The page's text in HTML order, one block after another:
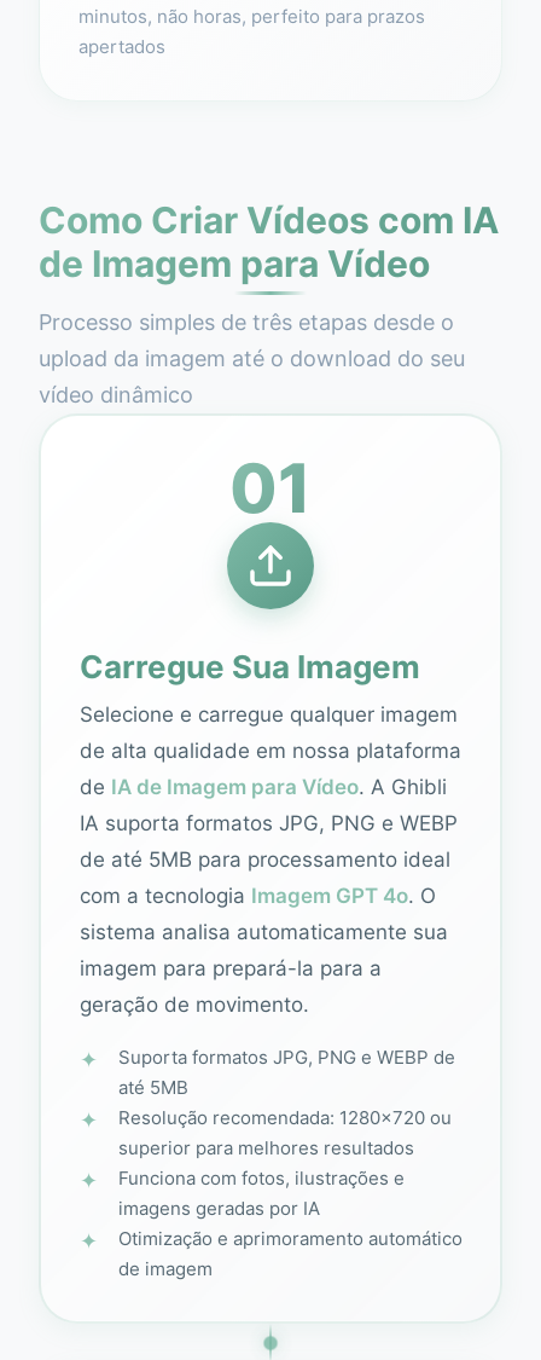
minutos, não horas, perfeito para prazos
apertados
Como Criar Vídeos com IA
de Imagem para Vídeo
Processo simples de três etapas desde o
upload da imagem até o download do seu
vídeo dinâmico
01
Carregue Sua Imagem
Selecione e carregue qualquer imagem
de alta qualidade em nossa plataforma
de IA de Imagem para Vídeo. A Ghibli
IA suporta formatos JPG, PNG e WEBP
de até 5MB para processamento ideal
com a tecnologia Imagem GPT 4o. O
sistema analisa automaticamente sua
imagem para prepará-la para a
geração de movimento.
Suporta formatos JPG, PNG e WEBP de
até 5MB
Resolução recomendada: 1280×720 ou
superior para melhores resultados
Funciona com fotos, ilustrações e
imagens geradas por IA
Otimização e aprimoramento automático
de imagem